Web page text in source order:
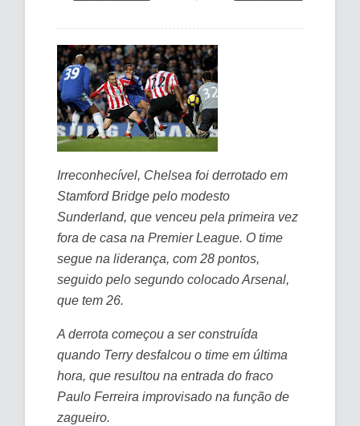
Irreconhecível, Chelsea foi derrotado em
Stamford Bridge pelo modesto
Sunderland, que venceu pela primeira vez
fora de casa na Premier League. O time
segue na liderança, com 28 pontos,
seguido pelo segundo colocado Arsenal,
que tem 26.
A derrota começou a ser construída
quando Terry desfalcou o time em última
hora, que resultou na entrada do fraco
Paulo Ferreira improvisado na função de
zagueiro.